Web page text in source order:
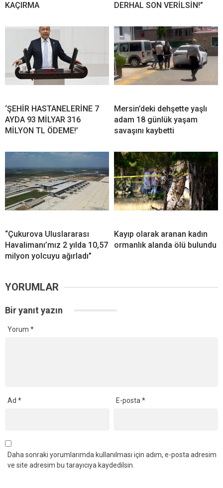
KAÇIRMA
DERHAL SON VERİLSİN!”
‘ŞEHİR HASTANELERİNE 7
AYDA 93 MİLYAR 316
MİLYON TL ÖDEME!’
Mersin’deki dehşette yaşlı
adam 18 günlük yaşam
savaşını kaybetti
“Çukurova Uluslararası
Havalimanı’mız 2 yılda 10,57
milyon yolcuyu ağırladı”
Kayıp olarak aranan kadın
ormanlık alanda ölü bulundu
YORUMLAR
Bir yanıt yazın
Yorum *
Ad * E-posta*
Daha sonraki yorumlarımda kullanılması için adım, e-posta adresim
ve site adresim bu tarayıcıya kaydedilsin.